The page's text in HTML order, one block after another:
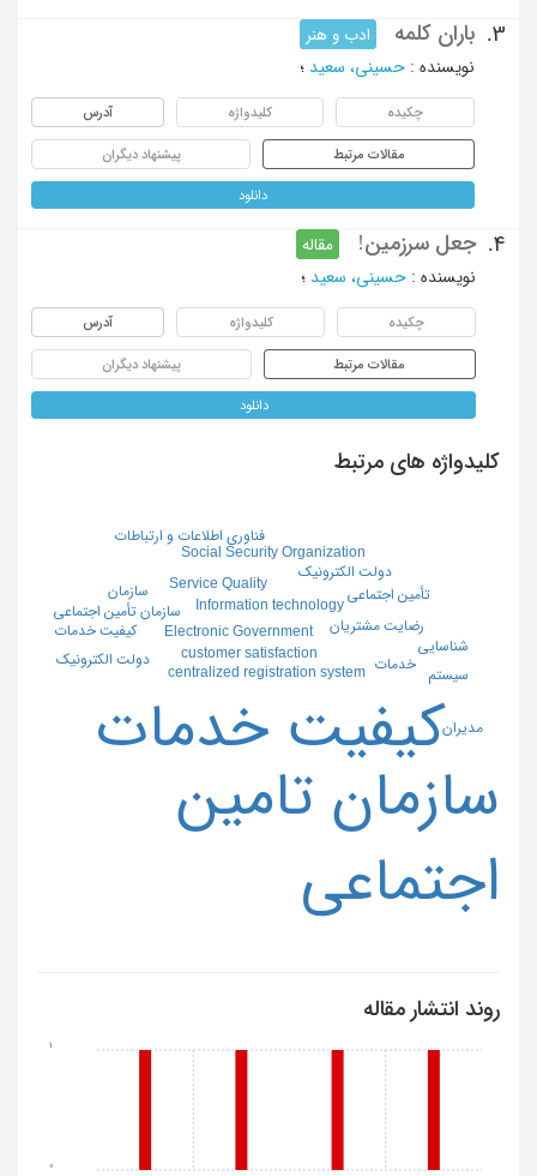
3. باران کلمه
ادب و هنر
نویسنده : حسینی، سعید ؛
چکیده کلیدواژه آدرس
مقالات مرتبط پیشنهاد دیگران
دانلود
4. جعل سرزمین!
مقاله
نویسنده : حسینی، سعید ؛
چکیده کلیدواژه آدرس
مقالات مرتبط پیشنهاد دیگران
دانلود
کلیدواژه های مرتبط
کیفیت خدمات
سازمان تامین
اجتماعی
centralized registration system
customer satisfaction
Electronic Government
Information technology
Service Quality
Social Security Organization
دولت الکترونیک
رضایت مشتریان
سازمان تأمین اجتماعی
تأمین اجتماعی
خدمات دولت الکترونیک
سازمان
سیستم
شناسایی
فناوری اطلاعات و ارتباطات
مدیران
کیفیت خدمات
روند انتشار مقاله
0
1